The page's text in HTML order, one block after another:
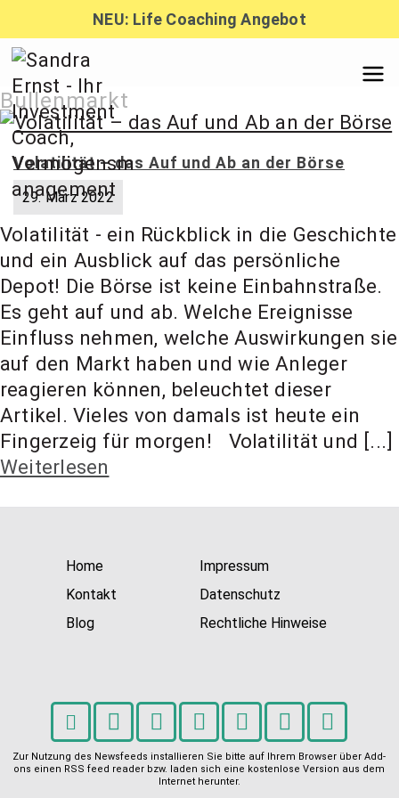
Inhalt
springen
NEU: Life Coaching Angebot
Sandra
Ernst –
Finanzber
atung,
Investmen
t Coach,
Anlageber
atung
Bullenmarkt
Volatilität – das Auf und Ab an der Börse
29. März 2022
Volatilität - ein Rückblick in die Geschichte
und ein Ausblick auf das persönliche
Depot! Die Börse ist keine Einbahnstraße.
Es geht auf und ab. Welche Ereignisse
Einfluss nehmen, welche Auswirkungen sie
auf den Markt haben und wie Anleger
reagieren können, beleuchtet dieser
Artikel. Vieles von damals ist heute ein
Fingerzeig für morgen! Volatilität und [...]
Weiterlesen
Home
Kontakt
Blog
Impressum
Datenschutz
Rechtliche Hinweise
Zur Nutzung des Newsfeeds installieren Sie bitte auf Ihrem Browser über Add-
ons einen RSS feed reader bzw. laden sich eine kostenlose Version aus dem
Internet herunter.